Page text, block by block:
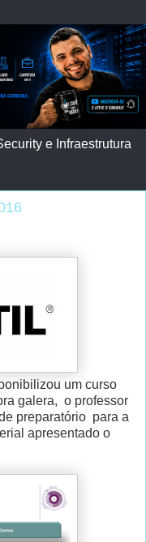
e Infraestrutura
um curso
galera, o professor
preparatório para a
apresentado o